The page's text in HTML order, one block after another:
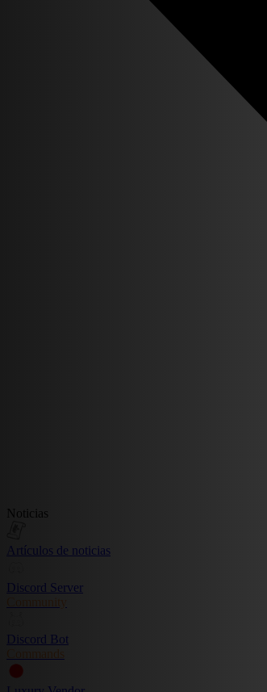
Noticias
Artículos de noticias
Discord Server
Community
Discord Bot